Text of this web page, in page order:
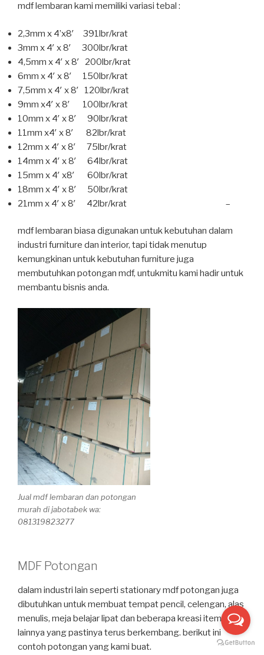
mdf lembaran kami memiliki variasi tebal :
2,3mm x 4’x8′ 391lbr/krat
3mm x 4′ x 8′ 300lbr/krat
4,5mm x 4′ x 8′ 200lbr/krat
6mm x 4′ x 8′ 150lbr/krat
7,5mm x 4′ x 8′ 120lbr/krat
9mm x4′ x 8′ 100lbr/krat
10mm x 4′ x 8′ 90lbr/krat
11mm x4′ x 8′ 82lbr/krat
12mm x 4′ x 8′ 75lbr/krat
14mm x 4′ x 8′ 64lbr/krat
15mm x 4′ x8′ 60lbr/krat
18mm x 4′ x 8′ 50lbr/krat
21mm x 4′ x 8′ 42lbr/krat –
mdf lembaran biasa digunakan untuk kebutuhan dalam
industri furniture dan interior, tapi tidak menutup
kemungkinan untuk kebutuhan furniture juga
membutuhkan potongan mdf, untukmitu kami hadir untuk
membantu bisnis anda.
Jual mdf lembaran dan potongan
murah di jabotabek wa:
081319823277
MDF Potongan
dalam industri lain seperti stationary mdf potongan juga
dibutuhkan untuk membuat tempat pencil, celengan, alas
menulis, meja belajar lipat dan beberapa kreasi item
lainnya yang pastinya terus berkembang. berikut ini
contoh potongan yang kami buat.